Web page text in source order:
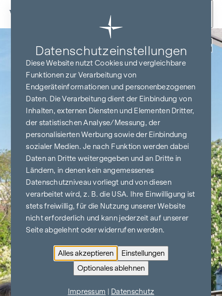
Zum Inhalt springen
Datenschutz­einstellungen
Diese Website nutzt Cookies und vergleichbare
Funktionen zur Verarbeitung von
Endgeräteinformationen und personenbezogenen
Daten. Die Verarbeitung dient der Einbindung von
Inhalten, externen Diensten und Elementen Dritter,
der statistischen Analyse/Messung, der
personalisierten Werbung sowie der Einbindung
sozialer Medien. Je nach Funktion werden dabei
Daten an Dritte weitergegeben und an Dritte in
Ländern, in denen kein angemessenes
Datenschutzniveau vorliegt und von diesen
verarbeitet wird, z. B. die USA. Ihre Einwilligung ist
stets freiwillig, für die Nutzung unserer Website
nicht erforderlich und kann jederzeit auf unserer
Seite abgelehnt oder widerrufen werden.
Alles akzeptieren
Einstellungen
Optionales ablehnen
Impressum Datenschutz